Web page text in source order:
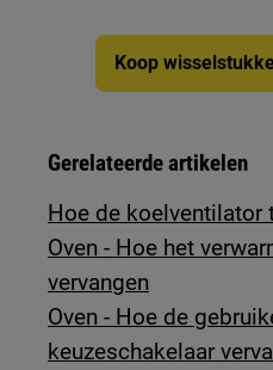
Koop
Gerelateerde artikelen
Hoe de koelventilator
Oven - Hoe het
vervangen
Oven - Hoe de
keuzeschakelaar